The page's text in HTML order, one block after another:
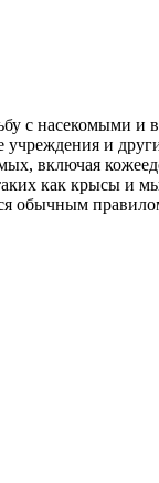
с насекомыми и
учреждения и
включая
как крысы
обычным